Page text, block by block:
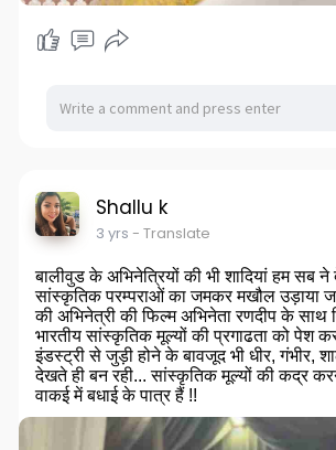
Shallu k
3 yrs - Translate
बालीवुड के अभिनेत्रियों की भी शादियां हम सब ने
सांस्कृतिक परम्पराओं का जमकर मखौल उड़ाया
की अभिनेत्री की फिल्म अभिनेता रणदीप के साथ
भारतीय सांस्कृतिक मूल्यों की प्रगाढता को पेश
इंडस्ट्री से जुड़ी होने के बावजूद भी धीर, गंभीर,
देखते ही बन रही... सांस्कृतिक मूल्यों की कद्र
वाकई में बधाई के पात्र हैं !!